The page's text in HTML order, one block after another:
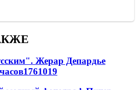
Жерар Депардье
1761019